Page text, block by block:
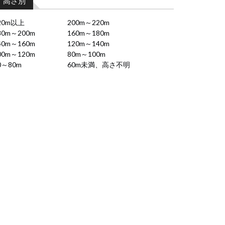
以上
200m～220m
～200m
160m～180m
～160m
120m～140m
～120m
80m～100m
80m
60m未満、高さ不明